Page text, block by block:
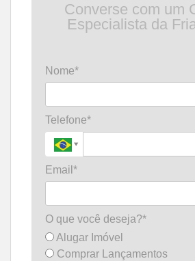
Converse com um
Especialista da
Nome*
Telefone*
Email*
O que você deseja?*
Alugar Imóvel
Comprar Lançamentos